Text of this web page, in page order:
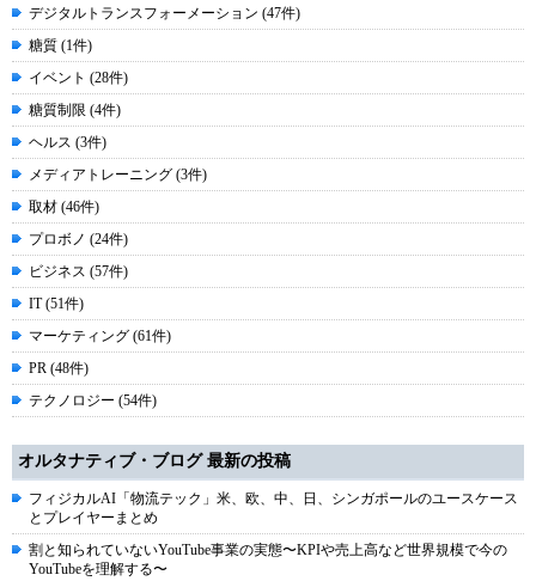
デジタルトランスフォーメーション (47件)
糖質 (1件)
イベント (28件)
糖質制限 (4件)
ヘルス (3件)
メディアトレーニング (3件)
取材 (46件)
プロボノ (24件)
ビジネス (57件)
IT (51件)
マーケティング (61件)
PR (48件)
テクノロジー (54件)
オルタナティブ・ブログ 最新の投稿
フィジカルAI「物流テック」米、欧、中、日、シンガポールのユースケース
とプレイヤーまとめ
割と知られていないYouTube事業の実態〜KPIや売上高など世界規模で今の
YouTubeを理解する〜